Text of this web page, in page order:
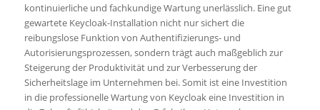
kontinuierliche und fachkundige Wartung unerlässlich. Eine gut
gewartete Keycloak-Installation nicht nur sichert die
reibungslose Funktion von Authentifizierungs- und
Autorisierungsprozessen, sondern trägt auch maßgeblich zur
Steigerung der Produktivität und zur Verbesserung der
Sicherheitslage im Unternehmen bei. Somit ist eine Investition
in die professionelle Wartung von Keycloak eine Investition in